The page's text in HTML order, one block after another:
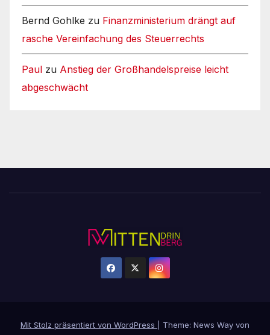
Bernd Gohlke zu Finanzministerium drängt auf
rasche Vereinfachung des Steuerrechts
Paul zu Anstieg der Großhandelspreise leicht
abgeschwächt
Mit Stolz präsentiert von WordPress Theme: News Way von